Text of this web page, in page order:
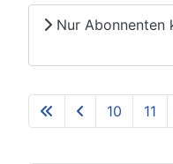
Nur Abonnenten
10 11